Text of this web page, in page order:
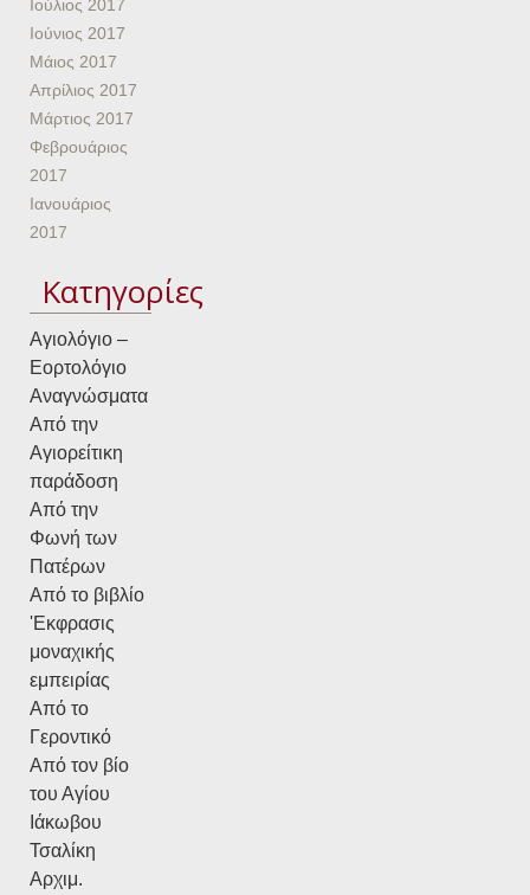
Ιούλιος 2017
Ιούνιος 2017
Μάιος 2017
Απρίλιος 2017
Μάρτιος 2017
Φεβρουάριος
2017
Ιανουάριος
2017
Kατηγορίες
Αγιολόγιο –
Εορτολόγιο
Αναγνώσματα
Από την
Αγιορείτικη
παράδοση
Από την
Φωνή των
Πατέρων
Από το βιβλίο
'Εκφρασις
μοναχικής
εμπειρίας
Από το
Γεροντικό
Από τον βίο
του Αγίου
Ιάκωβου
Τσαλίκη
Αρχιμ.